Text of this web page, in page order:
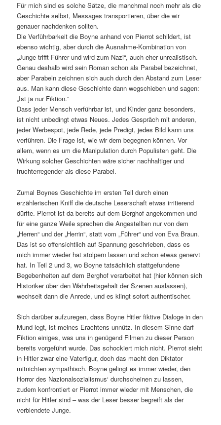
Für mich sind es solche Sätze, die manchmal noch mehr als die
Geschichte selbst, Messages transportieren, über die wir
genauer nachdenken sollten.
Die Verführbarkeit die Boyne anhand von Pierrot schildert, ist
ebenso wichtig, aber durch die Ausnahme-Kombination von
„Junge trifft Führer und wird zum Nazi“, auch eher unrealistisch.
Genau deshalb wird sein Roman schon als Parabel bezeichnet,
aber Parabeln zeichnen sich auch durch den Abstand zum Leser
aus. Man kann diese Geschichte dann wegschieben und sagen:
„Ist ja nur Fiktion.“
Dass jeder Mensch verführbar ist, und Kinder ganz besonders,
ist nicht unbedingt etwas Neues. Jedes Gespräch mit anderen,
jeder Werbespot, jede Rede, jede Predigt, jedes Bild kann uns
verführen. Die Frage ist, wie wir dem begegnen können. Vor
allem, wenn es um die Manipulation durch Populisten geht. Die
Wirkung solcher Geschichten wäre sicher nachhaltiger und
fruchterregender als diese Parabel.
Zumal Boynes Geschichte im ersten Teil durch einen
erzählerischen Kniff die deutsche Leserschaft etwas irritierend
dürfte. Pierrot ist da bereits auf dem Berghof angekommen und
für eine ganze Weile sprechen die Angestellten nur von dem
„Herren“ und der „Herrin“, statt vom „Führer“ und von Eva Braun.
Das ist so offensichtlich auf Spannung geschrieben, dass es
mich immer wieder hat stolpern lassen und schon etwas genervt
hat. In Teil 2 und 3, wo Boyne tatsächlich stattgefundene
Begebenheiten auf dem Berghof verarbeitet hat (hier können sich
Historiker über den Wahrheitsgehalt der Szenen auslassen),
wechselt dann die Anrede, und es klingt sofort authentischer.
Sich darüber aufzuregen, dass Boyne Hitler fiktive Dialoge in den
Mund legt, ist meines Erachtens unnütz. In diesem Sinne darf
Fiktion einiges, was uns in genügend Filmen zu dieser Person
bereits vorgeführt wurde. Das schockiert mich nicht. Pierrot sieht
in Hitler zwar eine Vaterfigur, doch das macht den Diktator
mitnichten sympathisch. Boyne gelingt es immer wieder, den
Horror des Nazionalsozialismus‘ durchscheinen zu lassen,
zudem konfrontiert er Pierrot immer wieder mit Menschen, die
nicht für Hitler sind – was der Leser besser begreift als der
verblendete Junge.